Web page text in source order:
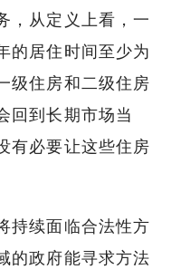
，从定义上看，一
的居住时间至少为
级住房和二级住房
回到长期市场当
有必要让这些住房
续面临合法性方
的政府能寻求方法